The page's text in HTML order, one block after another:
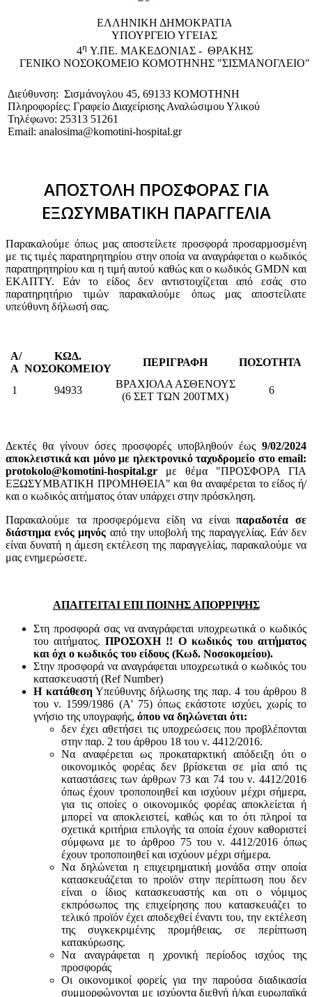
EΛΛΗΝΙΚΗ ΔΗΜΟΚΡΑΤΙΑ
ΥΠΟΥΡΓΕΙΟ ΥΓΕΙΑΣ
4η Υ.ΠΕ. ΜΑΚΕΔΟΝΙΑΣ - ΘΡΑΚΗΣ
ΓΕΝΙΚΟ NΟΣΟΚΟΜΕΙΟ ΚΟΜΟΤΗΝΗΣ "ΣΙΣΜΑΝΟΓΛΕΙΟ"
Διεύθυνση: Σισμάνογλου 45, 69133 ΚΟΜΟΤΗΝΗ
Πληροφορίες: Γραφείο Διαχείρισης Αναλώσιμου Υλικού
Τηλέφωνο: 25313 51261
Email: analosima@komotini-hospital.gr
ΑΠΟΣΤΟΛΗ ΠΡΟΣΦΟΡΑΣ ΓΙΑ
ΕΞΩΣΥΜΒΑΤΙΚΗ ΠΑΡΑΓΓΕΛΙΑ
Παρακαλούμε όπως μας αποστείλετε προσφορά προσαρμοσμένη
με τις τιμές παρατηρητηρίου στην οποία να αναγράφεται ο κωδικός
παρατηρητηρίου και η τιμή αυτού καθώς και ο κωδικός GMDN και
ΕΚΑΠΤΥ. Εάν το είδος δεν αντιστοιχίζεται από εσάς στο
παρατηρητήριο τιμών παρακαλούμε όπως μας αποστείλατε
υπεύθυνη δήλωσή σας.
Α/
Α
ΚΩΔ.
ΝΟΣΟΚΟΜΕΙΟΥ
ΠΕΡΙΓΡΑΦΗ ΠΟΣΟΤΗΤΑ
1 94933
ΒΡΑΧΙΟΛΑ ΑΣΘΕΝΟΥΣ
(6 ΣΕΤ ΤΩΝ 200ΤΜΧ)
6
Δεκτές θα γίνουν όσες προσφορές υποβληθούν έως 9/02/2024
αποκλειστικά και μόνο με ηλεκτρονικό ταχυδρομείο στο email:
protokolo@komotini-hospital.gr με θέμα "ΠΡΟΣΦΟΡΑ ΓΙΑ
ΕΞΩΣΥΜΒΑΤΙΚΗ ΠΡΟΜΗΘΕΙΑ" και θα αναφέρεται το είδος ή/
και ο κωδικός αιτήματος όταν υπάρχει στην πρόσκληση.
Παρακαλούμε τα προσφερόμενα είδη να είναιπαραδοτέα σε
διάστημα ενός μηνός από την υποβολή της παραγγελίας. Εάν δεν
είναι δυνατή η άμεση εκτέλεση της παραγγελίας, παρακαλούμε να
μας ενημερώσετε.
ΑΠΑΙΤΕΙΤΑΙ ΕΠΙ ΠΟΙΝΗΣ ΑΠΟΡΡΙΨΗΣ
Στη προσφορά σας να αναγράφεται υποχρεωτικά ο κωδικός
του αιτήματος.ΠΡΟΣΟΧΗ !! Ο κωδικός του αιτήματος
και όχι ο κωδικός του είδους (Κωδ. Νοσοκομείου).
Στην προσφορά να αναγράφεται υποχρεωτικά ο κωδικός του
κατασκευαστή (Ref Number)
Η κατάθεσηΥπεύθυνης δήλωσης της παρ. 4 του άρθρου 8
του ν. 1599/1986 (Α' 75) όπως εκάστοτε ισχύει, χωρίς το
γνήσιο της υπογραφής, όπου να δηλώνεται ότι:
δεν έχει αθετήσει τις υποχρεώσεις που προβλέπονται
στην παρ. 2 του άρθρου 18 του ν. 4412/2016.
Να αναφέρεται ως προκαταρκτική απόδειξη ότι ο
οικονομικός φορέας δεν βρίσκεται σε μία από τις
καταστάσεις των άρθρων 73 και 74 του ν. 4412/2016
όπως έχουν τροποποιηθεί και ισχύουν μέχρι σήμερα,
για τις οποίες ο οικονομικός φορέας αποκλείεται ή
μπορεί να αποκλειστεί, καθώς και το ότι πληροί τα
σχετικά κριτήρια επιλογής τα οποία έχουν καθοριστεί
σύμφωνα με τo άρθροo 75 του ν. 4412/2016 όπως
έχουν τροποποιηθεί και ισχύουν μέχρι σήμερα.
Να δηλώνεται η επιχειρηματική μονάδα στην οποία
κατασκευάζεται το προϊόν στην περίπτωση που δεν
είναι ο ίδιος κατασκευαστής και oτι ο νόμιμος
εκπρόσωπος της επιχείρησης που κατασκευάζει το
τελικό προϊόν έχει αποδεχθεί έναντι του, την εκτέλεση
της συγκεκριμένης προμήθειας, σε περίπτωση
κατακύρωσης.
Να αναγράφεται η χρονική περίοδος ισχύος της
προσφοράς
Οι οικονομικοί φορείς για την παρούσα διαδικασία
συμμορφώνονται με ισχύοντα διεθνή ή/και ευρωπαϊκά